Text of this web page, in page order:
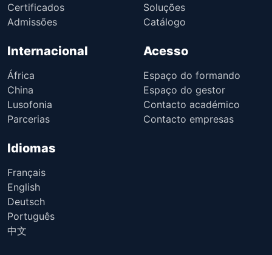
Certificados
Admissões
Soluções
Catálogo
Internacional
África
China
Lusofonia
Parcerias
Acesso
Espaço do formando
Espaço do gestor
Contacto académico
Contacto empresas
Idiomas
Français
English
Deutsch
Português
中文